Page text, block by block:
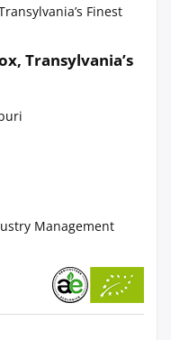
Transylvania’s
Management